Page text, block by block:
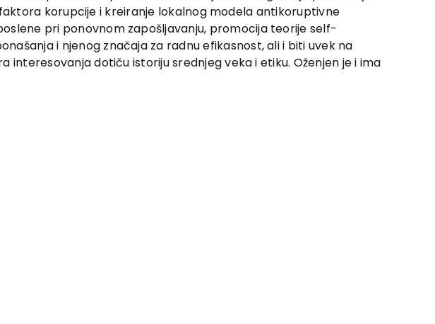
korupcije i kreiranje lokalnog modela antikoruptivne
pri ponovnom zapošljavanju, promocija teorije self-
i njenog značaja za radnu efikasnost, ali i biti uvek na
dotiču istoriju srednjeg veka i etiku. Oženjen je i ima